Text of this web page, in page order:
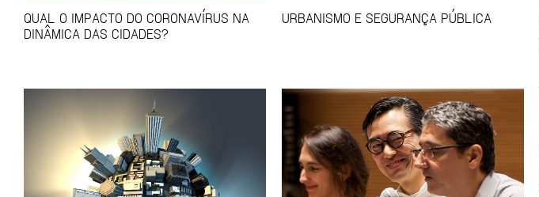
QUAL O IMPACTO DO CORONAVÍRUS NA
DINÂMICA DAS CIDADES?
URBANISMO E SEGURANÇA PÚBLICA